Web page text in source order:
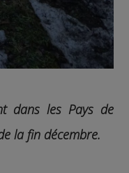
dans les Pays de
la fin décembre.